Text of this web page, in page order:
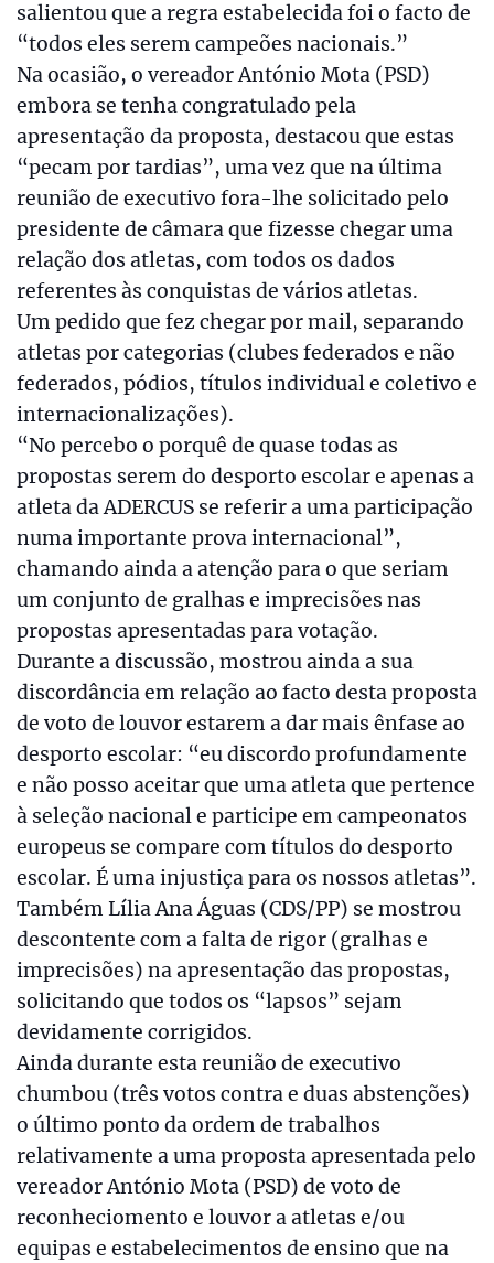
salientou que a regra estabelecida foi o facto de
“todos eles serem campeões nacionais.”
Na ocasião, o vereador António Mota (PSD)
embora se tenha congratulado pela
apresentação da proposta, destacou que estas
“pecam por tardias”, uma vez que na última
reunião de executivo fora-lhe solicitado pelo
presidente de câmara que fizesse chegar uma
relação dos atletas, com todos os dados
referentes às conquistas de vários atletas.
Um pedido que fez chegar por mail, separando
atletas por categorias (clubes federados e não
federados, pódios, títulos individual e coletivo e
internacionalizações).
“No percebo o porquê de quase todas as
propostas serem do desporto escolar e apenas a
atleta da ADERCUS se referir a uma participação
numa importante prova internacional”,
chamando ainda a atenção para o que seriam
um conjunto de gralhas e imprecisões nas
propostas apresentadas para votação.
Durante a discussão, mostrou ainda a sua
discordância em relação ao facto desta proposta
de voto de louvor estarem a dar mais ênfase ao
desporto escolar: “eu discordo profundamente
e não posso aceitar que uma atleta que pertence
à seleção nacional e participe em campeonatos
europeus se compare com títulos do desporto
escolar. É uma injustiça para os nossos atletas”.
Também Lília Ana Águas (CDS/PP) se mostrou
descontente com a falta de rigor (gralhas e
imprecisões) na apresentação das propostas,
solicitando que todos os “lapsos” sejam
devidamente corrigidos.
Ainda durante esta reunião de executivo
chumbou (três votos contra e duas abstenções)
o último ponto da ordem de trabalhos
relativamente a uma proposta apresentada pelo
vereador António Mota (PSD) de voto de
reconheciomento e louvor a atletas e/ou
equipas e estabelecimentos de ensino que na